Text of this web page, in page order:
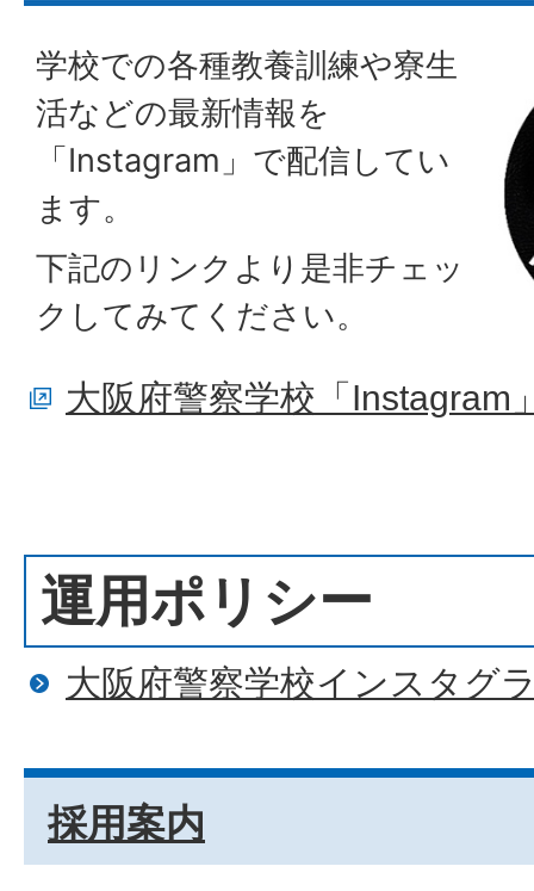
学校での各種教養訓練や寮生
活などの最新情報を
「Instagram」で配信してい
ます。
下記のリンクより是非チェッ
クしてみてください。
大阪府警察学校「Instagram
運用ポリシー
大阪府警察学校インスタグ
採用案内